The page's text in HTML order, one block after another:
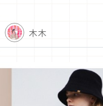
木木